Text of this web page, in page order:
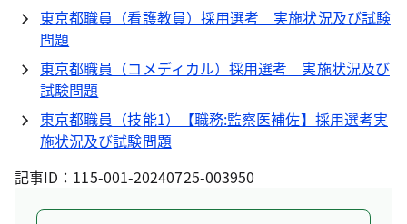
東京都職員（看護教員）採用選考 実施状況及び試験
問題
東京都職員（コメディカル）採用選考 実施状況及び
試験問題
東京都職員（技能1）【職務:監察医補佐】採用選考実
施状況及び試験問題
記事ID：115-001-20240725-003950